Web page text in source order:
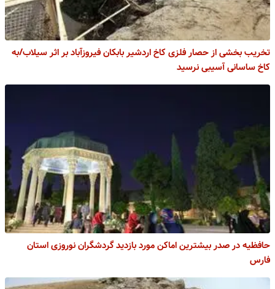
تخریب بخشی از حصار فلزی کاخ اردشیر بابکان فیروزآباد بر اثر سیلاب/به
کاخ ساسانی آسیبی نرسید
حافظیه در صدر بیشترین اماکن مورد بازدید گردشگران نوروزی استان
فارس